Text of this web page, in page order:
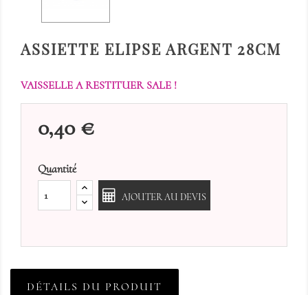
ASSIETTE ELIPSE ARGENT 28CM
VAISSELLE A RESTITUER SALE !
0,40 €
Quantité
AJOUTER AU DEVIS
DÉTAILS DU PRODUIT